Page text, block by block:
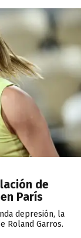
de
París
depresión, la
Roland Garros.